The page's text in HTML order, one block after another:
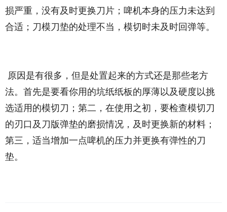
损严重，没有及时更换刀片；啤机本身的压力未达到
合适；刀模刀垫的处理不当，模切时未及时回弹等。
原因是有很多，但是处置起来的方式还是那些老方
法。首先是要看你用的坑纸纸板的厚薄以及硬度以挑
选适用的模切刀；第二，在使用之初，要检查模切刀
的刃口及刀版弹垫的磨损情况，及时更换新的材料；
第三，适当增加一点啤机的压力并更换有弹性的刀
垫。